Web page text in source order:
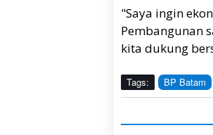
"Saya ingin
Pembangunan
kita dukung
Tags: BP Batam